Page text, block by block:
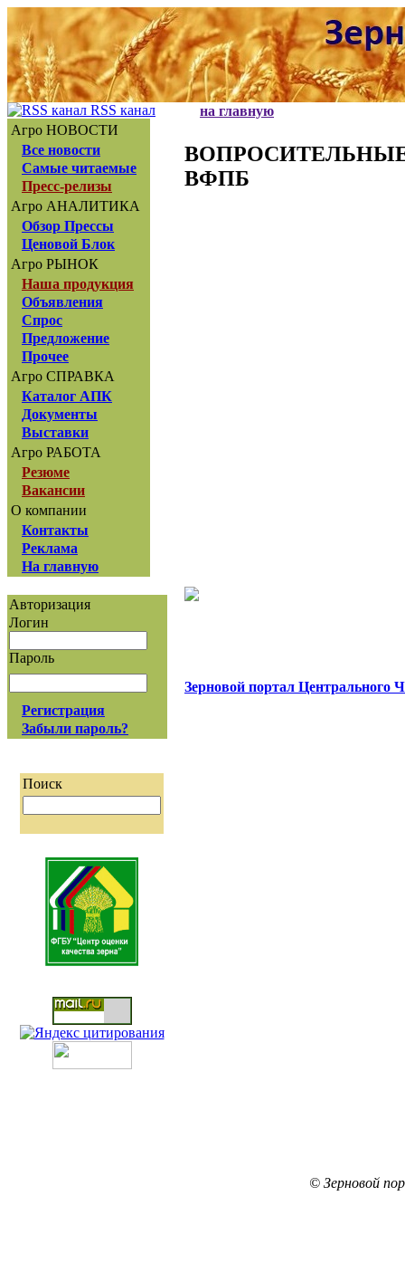
RSS канал
Агро НОВОСТИ
Все новости
Самые читаемые
Пресс-релизы
Агро АНАЛИТИКА
Обзор Прессы
Ценовой Блок
Агро РЫНОК
Наша продукция
Объявления
Спрос
Предложение
Прочее
Агро СПРАВКА
Каталог АПК
Документы
Выставки
Агро РАБОТА
Резюме
Вакансии
О компании
Контакты
Реклама
На главную
Авторизация
Логин
Пароль
Регистрация
Забыли пароль?
Поиск
на главную
ВОПРОСИТЕЛЬНЫЕ
ВФПБ
Зерновой портал Центрального
© Зерновой